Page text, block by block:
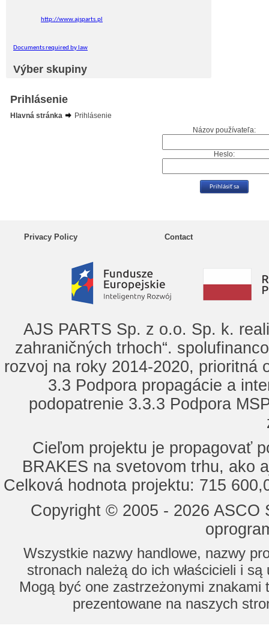
http://www.ajsparts.pl
Documents required by law
Výber skupiny
Prihlásenie
Hlavná stránka
Prihlásenie
Názov používateľa:
Heslo:
Privacy Policy Contact
AJS PARTS Sp. z o.o. Sp. k.
zahraničných trhoch“.
rozvoj na roky 2014-2020, prioritná
3.3 Podpora propagácie a
podopatrenie 3.3.3 Podpora
Cieľom projektu je propagovať
BRAKES na svetovom trhu, ako
Celková hodnota projektu: 715
Copyright © 2005 - 2026
Wszystkie nazwy handlowe, nazwy
stronach należą do ich właścicieli i
Mogą być one zastrzeżonymi znakami
prezentowane na naszych